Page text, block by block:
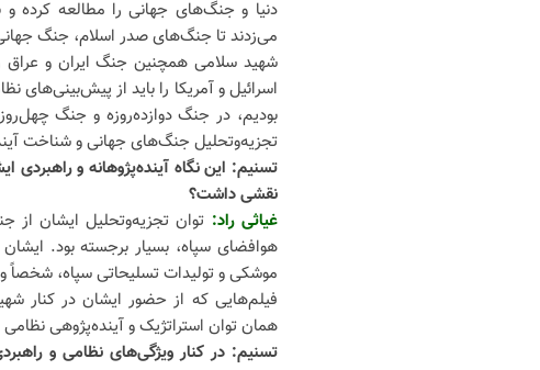
دنیا و جنگ‌های جهانی را مطالعه
می‌زدند تا جنگ‌های صدر اسلام، جنگ
شهید سلامی همچنین جنگ ایران و عراق
اسرائیل و آمریکا را باید از پیش‌بینی‌های
بودیم، در جنگ دوازده‌روزه و جنگ
تجزیه‌وتحلیل جنگ‌های جهانی و شناخت
تسنیم: این نگاه آینده‌پژوهانه و راهبردی
نقشی داشت؟
غیاثی راد: توان تجزیه‌وتحلیل ایشان از
هوافضای سپاه، بسیار برجسته بود.
موشکی و تولیدات تسلیحاتی سپاه،
فیلم‌هایی که از حضور ایشان در کنار
همان توان استراتژیک و آینده‌پژوهی
تسنیم: در کنار ویژگی‌های نظامی و